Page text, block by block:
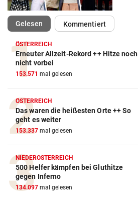
Gelesen(ausgewählt)Kommentiert
ÖSTERREICH
Erneuter Allzeit-Rekord ++ Hitze noch
nicht vorbei
153.571 mal gelesen
ÖSTERREICH
Das waren die heißesten Orte ++ So
geht es weiter
153.337 mal gelesen
NIEDERÖSTERREICH
500 Helfer kämpfen bei Gluthitze
gegen Inferno
134.097 mal gelesen